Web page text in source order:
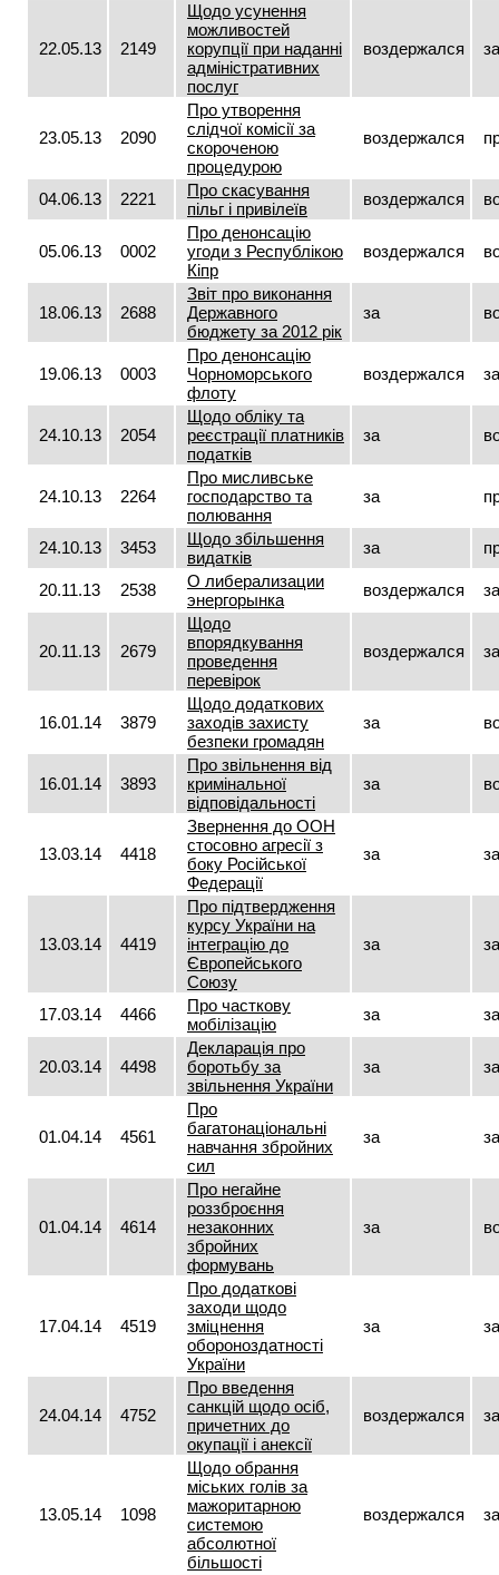
22.05.13 2149
Щодо усунення
можливостей
корупції при наданні
адміністративних
послуг
воздержался за
23.05.13 2090
Про утворення
слідчої комісії за
скороченою
процедурою
воздержался
04.06.13 2221
Про скасування
пільг і привілеїв
воздержался
05.06.13 0002
Про денонсацію
угоди з Республікою
Кіпр
воздержался
18.06.13 2688
Звіт про виконання
Державного
бюджету за 2012 рік
за
19.06.13 0003
Про денонсацію
Чорноморського
флоту
воздержался за
24.10.13 2054
Щодо обліку та
реєстрації платників
податків
за
24.10.13 2264
Про мисливське
господарство та
полювання
за
24.10.13 3453
Щодо збільшення
видатків
за
20.11.13 2538
О либерализации
энергорынка
воздержался за
20.11.13 2679
Щодо
впорядкування
проведення
перевірок
воздержался за
16.01.14 3879
Щодо додаткових
заходів захисту
безпеки громадян
за
16.01.14 3893
Про звільнення від
кримінальної
відповідальності
за
13.03.14 4418
Звернення до ООН
стосовно агресії з
боку Російської
Федерації
за за
13.03.14 4419
Про підтвердження
курсу України на
інтеграцію до
Європейського
Союзу
за за
17.03.14 4466
Про часткову
мобілізацію
за за
20.03.14 4498
Декларація про
боротьбу за
звільнення України
за за
01.04.14 4561
Про
багатонаціональні
навчання збройних
сил
за за
01.04.14 4614
Про негайне
роззброєння
незаконних
збройних
формувань
за
17.04.14 4519
Про додаткові
заходи щодо
зміцнення
обороноздатності
України
за за
24.04.14 4752
Про введення
санкцій щодо осіб,
причетних до
окупації і анексії
воздержался за
13.05.14 1098
Щодо обрання
міських голів за
мажоритарною
системою
абсолютної
більшості
воздержался за